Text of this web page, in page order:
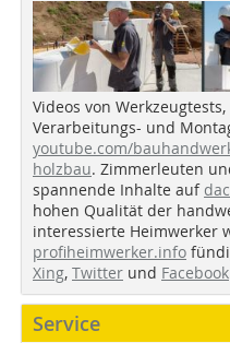
Videos von
Verarbeitungs- und
youtube.com/
holzbau. Zimmerleuten
spannende Inhalte auf
hohen Qualität der
interessierte Heimwerker
profiheimwerker.info
Xing, Twitter und Facebook
Service